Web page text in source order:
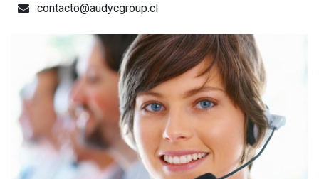
contacto@audycgroup.cl